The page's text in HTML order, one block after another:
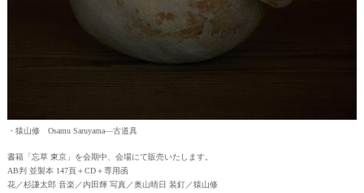
・猿山修 Osamu Saruyama—古道具
書籍「忘草 東京」を会期中、会場にて販売いたします。
AB判 並製本 147頁＋CD＋専用函
花／杉謙太郎 音楽／内田輝 写真／奥山晴日 装釘／猿山修